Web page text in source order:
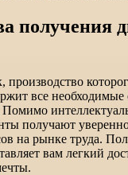
получения
все необходимые
получают
на рынке труда.
вам легкий